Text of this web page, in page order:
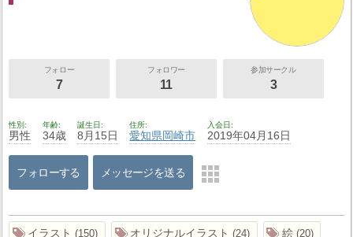
フォロー
7
フォロワー
11
参加サークル
3
性別
男性
年齢
34歳
誕生日
8月15日
住所
愛知県岡崎市
入会日
2019年04月16日
フォローする メッセージを送る
イラスト 150 オリジナルイラスト 24 絵 20